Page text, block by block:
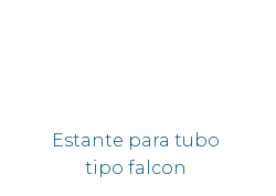
Estante para tubo
tipo falcon